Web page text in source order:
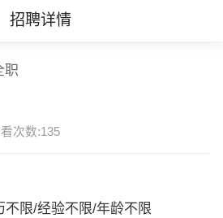
招聘详情
职
次数:135
不限/经验不限/年龄不限